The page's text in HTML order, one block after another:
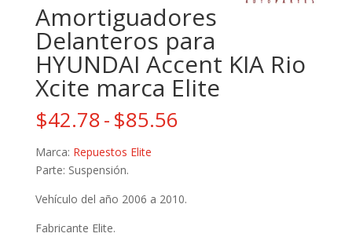
Amortiguadores
Delanteros para
HYUNDAI Accent KIA Rio
Xcite marca Elite
$42.78-$85.56Rango
$42.78
hasta
Marca: Repuestos Elite
Parte: Suspensión.
Vehículo del año 2006 a 2010.
Fabricante Elite.